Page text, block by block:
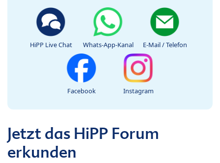
HiPP Live Chat Whats-App-Kanal E-Mail / Telefon
Facebook Instagram
Jetzt das HiPP Forum
erkunden